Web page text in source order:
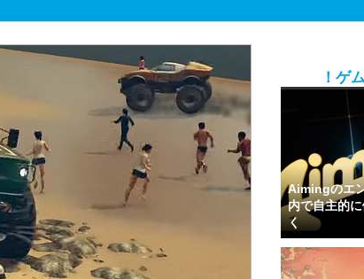
！ゲ
Aimingのエ
内で自主的
く